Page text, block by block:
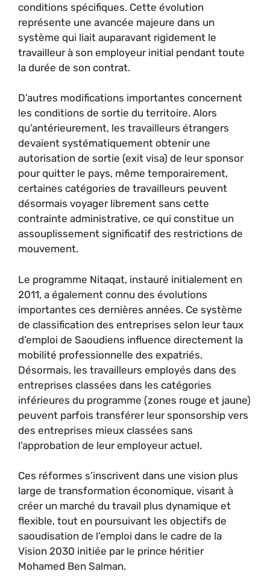
conditions spécifiques. Cette évolution
représente une avancée majeure dans un
système qui liait auparavant rigidement le
travailleur à son employeur initial pendant toute
la durée de son contrat.
D’autres modifications importantes concernent
les conditions de sortie du territoire. Alors
qu’antérieurement, les travailleurs étrangers
devaient systématiquement obtenir une
autorisation de sortie (exit visa) de leur sponsor
pour quitter le pays, même temporairement,
certaines catégories de travailleurs peuvent
désormais voyager librement sans cette
contrainte administrative, ce qui constitue un
assouplissement significatif des restrictions de
mouvement.
Le programme Nitaqat, instauré initialement en
2011, a également connu des évolutions
importantes ces dernières années. Ce système
de classification des entreprises selon leur taux
d’emploi de Saoudiens influence directement la
mobilité professionnelle des expatriés.
Désormais, les travailleurs employés dans des
entreprises classées dans les catégories
inférieures du programme (zones rouge et jaune)
peuvent parfois transférer leur sponsorship vers
des entreprises mieux classées sans
l’approbation de leur employeur actuel.
Ces réformes s’inscrivent dans une vision plus
large de transformation économique, visant à
créer un marché du travail plus dynamique et
flexible, tout en poursuivant les objectifs de
saoudisation de l’emploi dans le cadre de la
Vision 2030 initiée par le prince héritier
Mohamed Ben Salman.